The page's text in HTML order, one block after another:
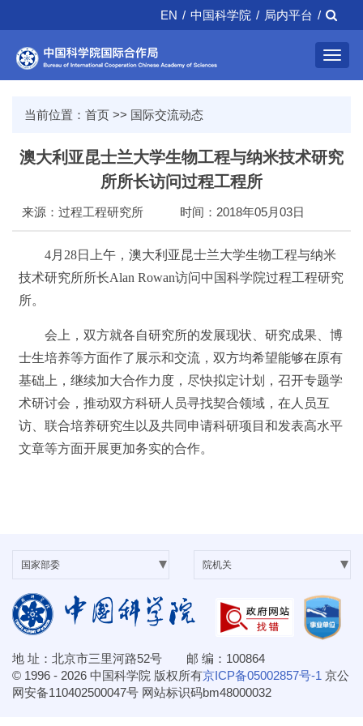
EN / 中国科学院 / 局内平台 /
当前位置： 首页 >> 国际交流动态
澳大利亚昆士兰大学生物工程与纳米技术研究
所所长访问过程工程所
来源：过程工程研究所 时间：2018年05月03日
4月28日上午，澳大利亚昆士兰大学生物工程与纳米
技术研究所所长Alan Rowan访问中国科学院过程工程研究
所。
会上，双方就各自研究所的发展现状、研究成果、博
士生培养等方面作了展示和交流，双方均希望能够在原有
基础上，继续加大合作力度，尽快拟定计划，召开专题学
术研讨会，推动双方科研人员寻找契合领域，在人员互
访、联合培养研究生以及共同申请科研项目和发表高水平
文章等方面开展更加务实的合作。
地 址：北京市三里河路52号 邮 编：100864
© 1996 - 2026 中国科学院 版权所有京ICP备05002857号-1 京公
网安备110402500047号 网站标识码bm48000032